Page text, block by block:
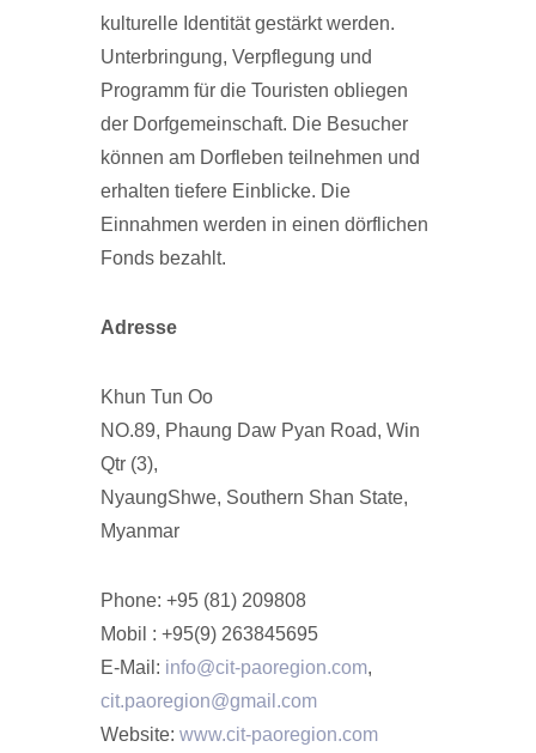
kulturelle Identität gestärkt werden.
Unterbringung, Verpflegung und
Programm für die Touristen obliegen
der Dorfgemeinschaft. Die Besucher
können am Dorfleben teilnehmen und
erhalten tiefere Einblicke. Die
Einnahmen werden in einen dörflichen
Fonds bezahlt.
Adresse
Khun Tun Oo
NO.89, Phaung Daw Pyan Road, Win
Qtr (3),
NyaungShwe, Southern Shan State,
Myanmar
Phone: +95 (81) 209808
Mobil : +95(9) 263845695
E-Mail: info@cit-paoregion.com,
cit.paoregion@gmail.com
Website: www.cit-paoregion.com